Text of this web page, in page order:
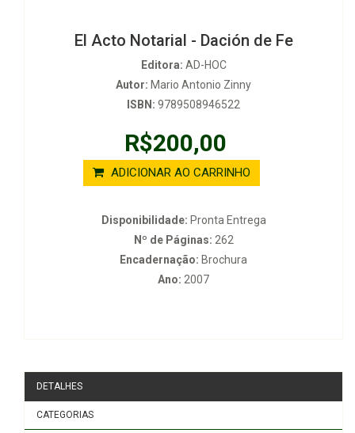
El Acto Notarial - Dación de Fe
Editora: AD-HOC
Autor: Mario Antonio Zinny
ISBN: 9789508946522
R$200,00
ADICIONAR AO CARRINHO
Disponibilidade: Pronta Entrega
Nº de Páginas: 262
Encadernação: Brochura
Ano: 2007
DETALHES
CATEGORIAS